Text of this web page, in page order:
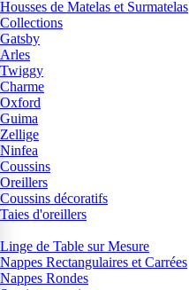
Housses de Matelas et Surmatelas
Collections
Gatsby
Arles
Twiggy
Charme
Oxford
Guima
Zellige
Ninfea
Coussins
Oreillers
Coussins décoratifs
Taies d'oreillers
Linge de Table sur Mesure
Nappes Rectangulaires et Carrées
Nappes Rondes